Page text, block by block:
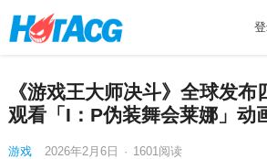
《游戏王大师决斗》全球发
观看「I：P伪装舞会莱娜」动
游戏 2026年2月6日 · 1601 阅读